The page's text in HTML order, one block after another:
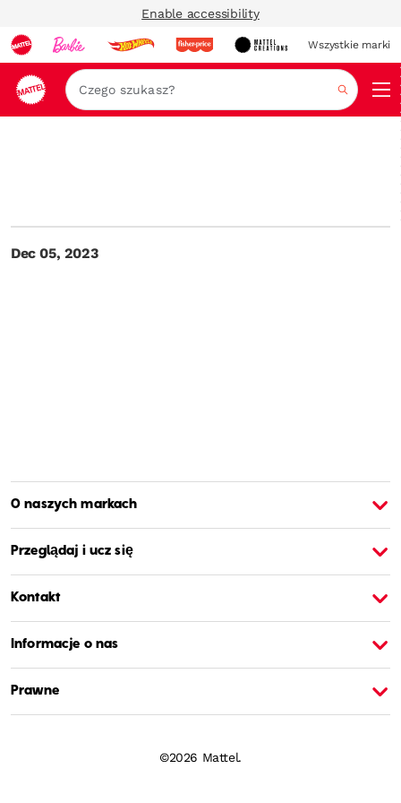
Enable accessibility
Wszystkie marki
Szukaj
Dec 05, 2023
O naszych markach
Przeglądaj i ucz się
Kontakt
Informacje o nas
Prawne
©2026 Mattel.